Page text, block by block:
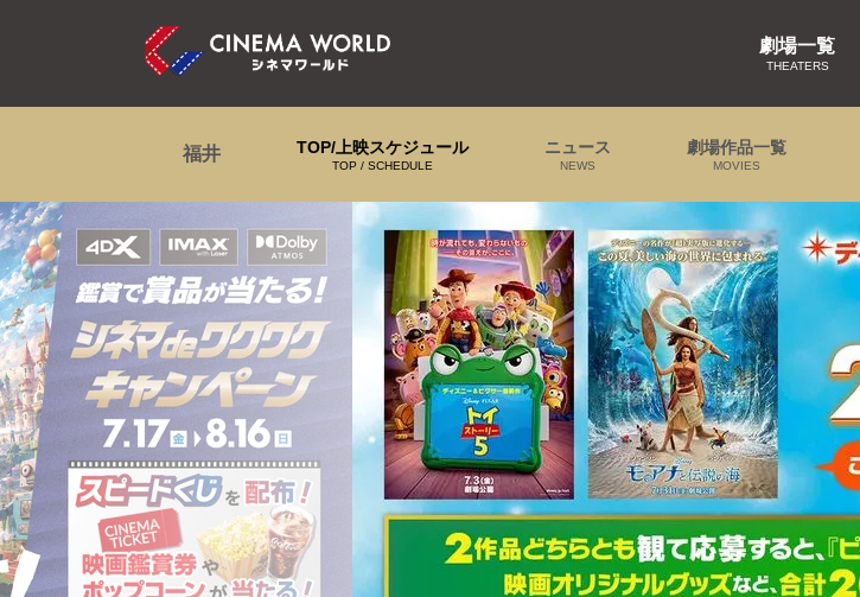
劇場一覧
THEATERS
福井 TOP/上映スケジュール
TOP / SCHEDULE
ニュース
NEWS
劇場作品一覧
MOVIES